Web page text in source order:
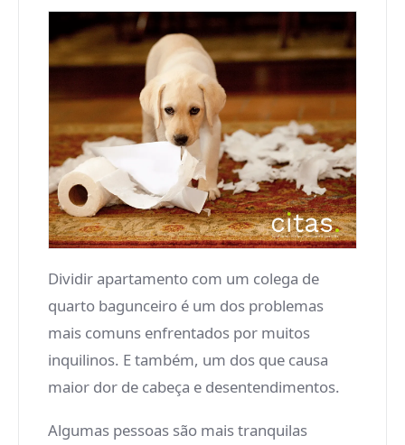
Dividir apartamento com um colega de
quarto bagunceiro é um dos problemas
mais comuns enfrentados por muitos
inquilinos. E também, um dos que causa
maior dor de cabeça e desentendimentos.
Algumas pessoas são mais tranquilas